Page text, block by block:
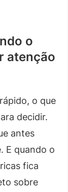
o
atenção
o que
decidir.
antes
E quando o
fica
sobre